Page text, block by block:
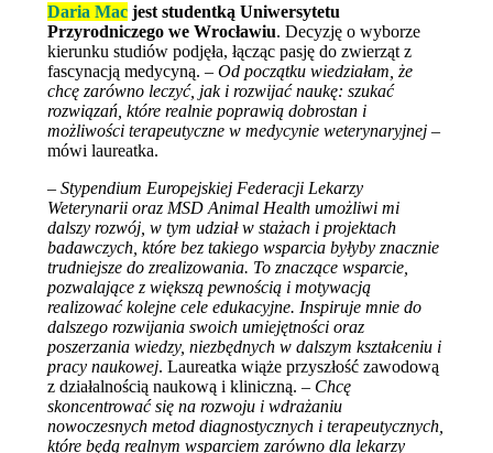
Daria Mac jest studentką Uniwersytetu
Przyrodniczego we Wrocławiu. Decyzję o wyborze
kierunku studiów podjęła, łącząc pasję do zwierząt z
fascynacją medycyną. – Od początku wiedziałam, że
chcę zarówno leczyć, jak i rozwijać naukę: szukać
rozwiązań, które realnie poprawią dobrostan i
możliwości terapeutyczne w medycynie weterynaryjnej –
mówi laureatka.
– Stypendium Europejskiej Federacji Lekarzy
Weterynarii oraz MSD Animal Health umożliwi mi
dalszy rozwój, w tym udział w stażach i projektach
badawczych, które bez takiego wsparcia byłyby znacznie
trudniejsze do zrealizowania. To znaczące wsparcie,
pozwalające z większą pewnością i motywacją
realizować kolejne cele edukacyjne. Inspiruje mnie do
dalszego rozwijania swoich umiejętności oraz
poszerzania wiedzy, niezbędnych w dalszym kształceniu i
pracy naukowej. Laureatka wiąże przyszłość zawodową
z działalnością naukową i kliniczną. – Chcę
skoncentrować się na rozwoju i wdrażaniu
nowoczesnych metod diagnostycznych i terapeutycznych,
które będą realnym wsparciem zarówno dla lekarzy